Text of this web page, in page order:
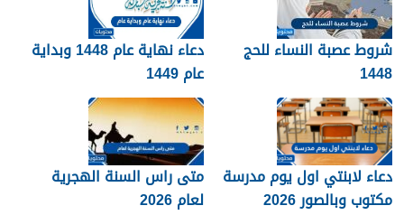
شروط عصبة النساء للحج
1448
دعاء نهاية عام 1448 وبداية
عام 1449
دعاء لابنتي اول يوم مدرسة
مكتوب وبالصور 2026
متى راس السنة الهجرية
لعام 2026